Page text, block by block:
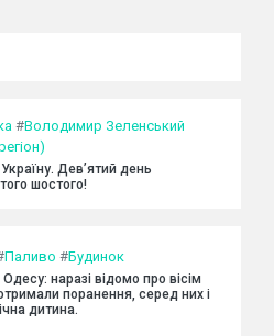
#Володимир Зеленський
Дев’ятий день
шостого!
Паливо #Будинок
наразі відомо про вісім
поранення, серед них і
дитина.